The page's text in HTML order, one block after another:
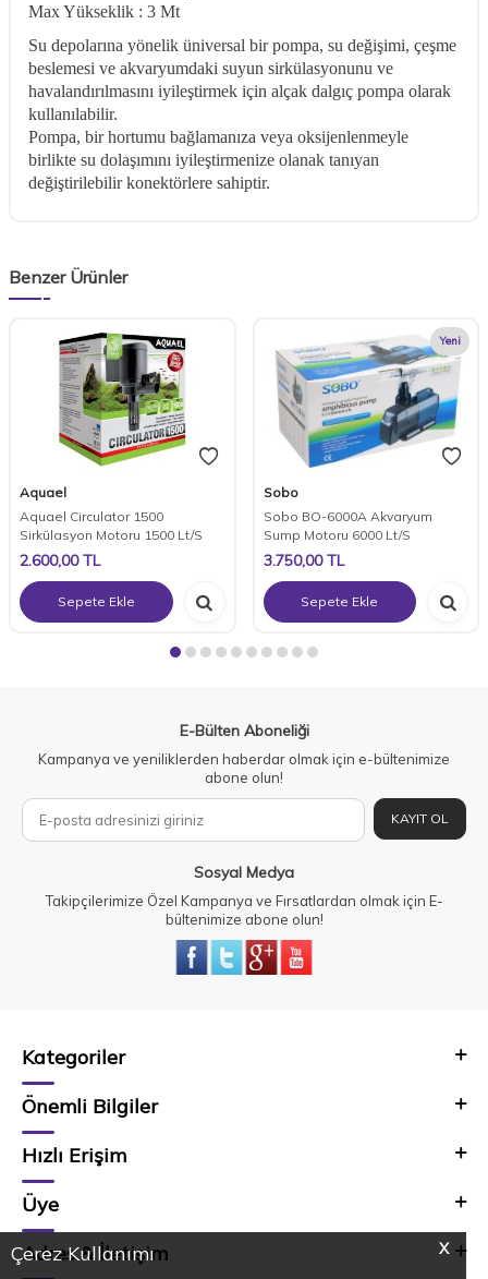
X
Çerez Kullanımı
Max Yükseklik : 3 Mt
Su depolarına yönelik üniversal bir pompa, su değişimi, çeşme
beslemesi ve akvaryumdaki suyun sirkülasyonunu ve
havalandırılmasını iyileştirmek için alçak dalgıç pompa olarak
kullanılabilir.
Pompa, bir hortumu bağlamanıza veya oksijenlenmeyle
birlikte su dolaşımını iyileştirmenize olanak tanıyan
değiştirilebilir konektörlere sahiptir.
Benzer Ürünler
Aquael
Aquael Circulator 1500
Sirkülasyon Motoru 1500 Lt/S
2.600,00TL
Sepete Ekle
Yeni
Sobo
Sobo BO-6000A Akvaryum
Sump Motoru 6000 Lt/S
3.750,00TL
Sepete Ekle
E-Bülten Aboneliği
Kampanya ve yeniliklerden haberdar olmak için e-bültenimize
abone olun!
KAYIT OL
Sosyal Medya
Takipçilerimize Özel Kampanya ve Fırsatlardan olmak için E-
bültenimize abone olun!
Kategoriler
Önemli Bilgiler
Hızlı Erişim
Üye
Adres & İletişim